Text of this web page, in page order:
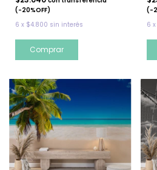
(-20%OFF)
6 x $4.800 sin interés
(-
6 x